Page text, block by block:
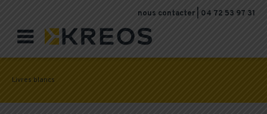
nous contacter 04 72 53 97 31

Livres blancs